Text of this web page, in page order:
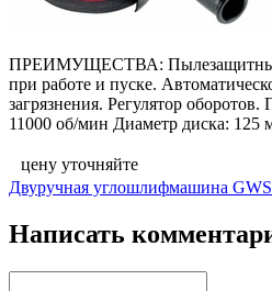
ПРЕИМУЩЕСТВА: Пылезащитный
при работе и пуске.
загрязнения. Регулятор
11000 об/мин Диаметр диска:
цену уточняйте
Двуручная углошлифмашина
Написать